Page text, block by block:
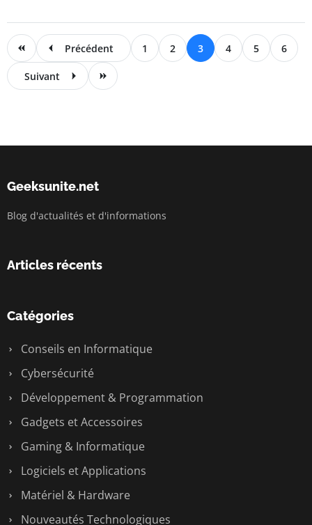
Précédent 1 2 3 4 5 6
Suivant
Geeksunite.net
Blog d'actualités et d'informations
Articles récents
Catégories
Conseils en Informatique
Cybersécurité
Développement & Programmation
Gadgets et Accessoires
Gaming & Informatique
Logiciels et Applications
Matériel & Hardware
Nouveautés Technologiques